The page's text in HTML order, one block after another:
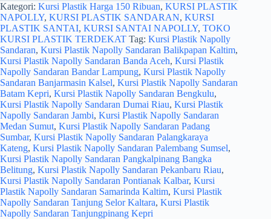
Kategori: Kursi Plastik Harga 150 Ribuan, KURSI PLASTIK
NAPOLLY, KURSI PLASTIK SANDARAN, KURSI
PLASTIK SANTAI, KURSI SANTAI NAPOLLY, TOKO
KURSI PLASTIK TERDEKAT Tag: Kursi Plastik Napolly
Sandaran, Kursi Plastik Napolly Sandaran Balikpapan Kaltim,
Kursi Plastik Napolly Sandaran Banda Aceh, Kursi Plastik
Napolly Sandaran Bandar Lampung, Kursi Plastik Napolly
Sandaran Banjarmasin Kalsel, Kursi Plastik Napolly Sandaran
Batam Kepri, Kursi Plastik Napolly Sandaran Bengkulu,
Kursi Plastik Napolly Sandaran Dumai Riau, Kursi Plastik
Napolly Sandaran Jambi, Kursi Plastik Napolly Sandaran
Medan Sumut, Kursi Plastik Napolly Sandaran Padang
Sumbar, Kursi Plastik Napolly Sandaran Palangkaraya
Kateng, Kursi Plastik Napolly Sandaran Palembang Sumsel,
Kursi Plastik Napolly Sandaran Pangkalpinang Bangka
Belitung, Kursi Plastik Napolly Sandaran Pekanbaru Riau,
Kursi Plastik Napolly Sandaran Pontianak Kalbar, Kursi
Plastik Napolly Sandaran Samarinda Kaltim, Kursi Plastik
Napolly Sandaran Tanjung Selor Kaltara, Kursi Plastik
Napolly Sandaran Tanjungpinang Kepri